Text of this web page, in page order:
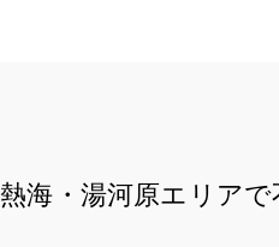
熱海・湯河原エリア